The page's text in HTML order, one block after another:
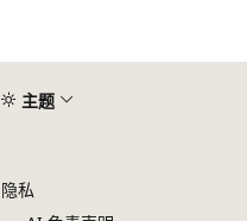
主题
隐私